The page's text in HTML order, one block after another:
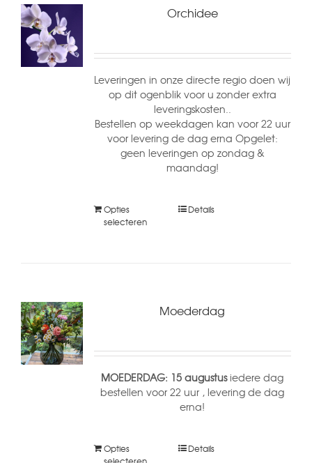
Orchidee
Leveringen in onze directe regio doen wij
op dit ogenblik voor u zonder extra
leveringskosten..
Bestellen op weekdagen kan voor 22 uur
voor levering de dag erna Opgelet:
geen leveringen op zondag &
maandag!
Opties
selecteren
Details
Moederdag
MOEDERDAG: 15 augustusiedere dag
bestellen voor 22 uur , levering de dag
erna!
Opties
Details